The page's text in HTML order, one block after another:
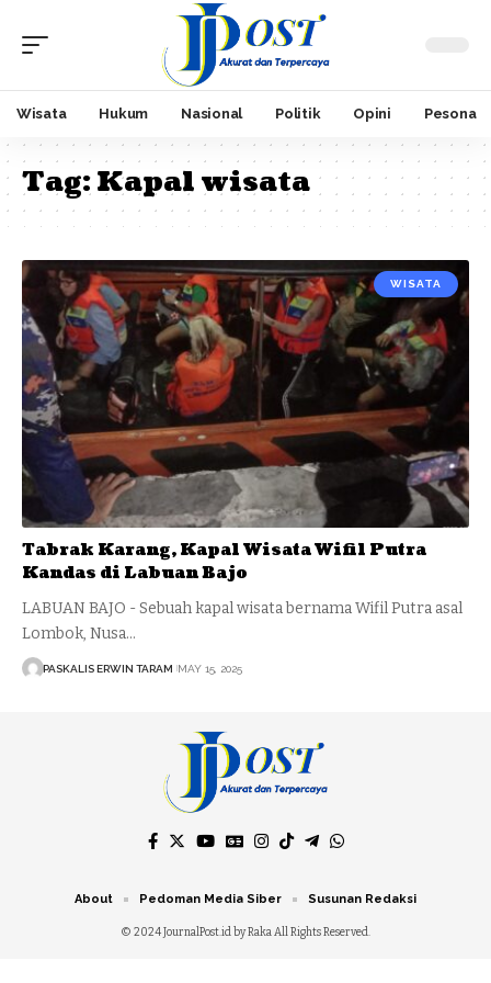
Wisata Hukum Nasional Politik Opini Pesona
Tag:Kapal wisata
WISATA
Tabrak Karang, Kapal Wisata Wifil Putra
Kandas di Labuan Bajo
LABUAN BAJO - Sebuah kapal wisata bernama Wifil Putra asal
Lombok, Nusa…
PASKALIS ERWIN TARAM MAY 15, 2025
© 2024 JournalPost.id by Raka All Rights Reserved.
About Pedoman Media Siber Susunan Redaksi